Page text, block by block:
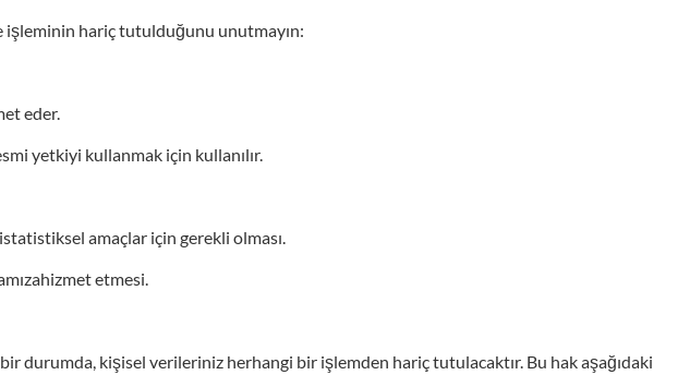
işleminin hariç tutulduğunu unutmayın:
eder.
yetkiyi kullanmak için kullanılır.
amaçlar için gerekli olması.
etmesi.
durumda, kişisel verileriniz herhangi bir işlemden hariç tutulacaktır. Bu hak aşağıdaki